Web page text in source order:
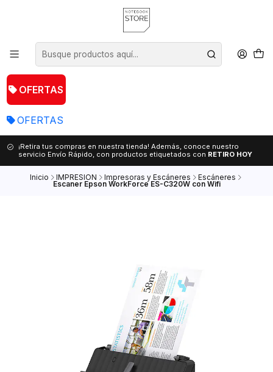
OFERTAS
OFERTAS
¡Retira tus compras en nuestra tienda! Además, conoce nuestro
servicio Envío Rápido, con productos etiquetados con RETIRO HOY
Inicio IMPRESION Impresoras y Escáneres Escáneres
Escaner Epson WorkForce ES-C320W con Wifi